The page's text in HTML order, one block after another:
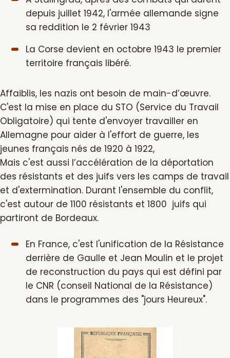
depuis juillet 1942, l'armée allemande signe
sa reddition le 2 février 1943
La Corse devient en octobre 1943 le premier
territoire français libéré.
Affaiblis, les nazis ont besoin de main-d’œuvre.
C'est la mise en place du STO (Service du Travail
Obligatoire) qui tente d'envoyer travailler en
Allemagne pour aider à l'effort de guerre, les
jeunes français nés de 1920 à 1922,
Mais c'est aussi l’accélération de la déportation
des résistants et des juifs vers les camps de travail
et d'extermination. Durant l'ensemble du conflit,
c'est autour de 1100 résistants et 1800 juifs qui
partiront de Bordeaux.
En France, c'est l'unification de la Résistance
derrière de Gaulle et Jean Moulin et le projet
de reconstruction du pays qui est défini par
le CNR (conseil National de la Résistance)
dans le programmes des "jours Heureux".